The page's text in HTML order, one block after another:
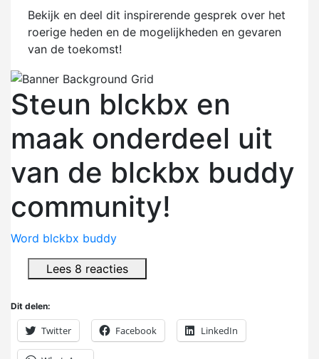
Bekijk en deel dit inspirerende gesprek over het
roerige heden en de mogelijkheden en gevaren
van de toekomst!
Steun blckbx en
maak onderdeel uit
van de blckbx buddy
community!
Word blckbx buddy
Lees 8 reacties
Dit delen:
Twitter Facebook LinkedIn